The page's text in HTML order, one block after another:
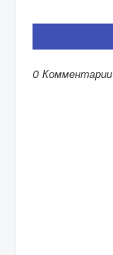
0 Комментарии